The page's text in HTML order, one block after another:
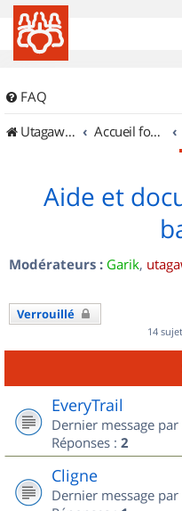
FAQ
UtagawaVTT (Randos VTT et VTTAE avec traces GPS)
Accueil forum
Aide et
Modérateurs : Garik,
Verrouillé
14
EveryTrail
Dernier message par
Réponses : 2
Cligne
Dernier message par